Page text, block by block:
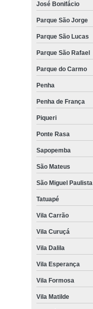
José Bonifácio
Parque São Jorge
Parque São Lucas
Parque São Rafael
Parque do Carmo
Penha
Penha de França
Piqueri
Ponte Rasa
Sapopemba
São Mateus
São Miguel Paulista
Tatuapé
Vila Carrão
Vila Curuçá
Vila Dalila
Vila Esperança
Vila Formosa
Vila Matilde